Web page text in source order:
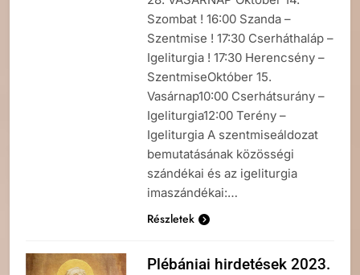
Szombat ! 16:00 Szanda –
Szentmise ! 17:30 Cserháthaláp –
Igeliturgia ! 17:30 Herencsény –
SzentmiseOktóber 15.
Vasárnap10:00 Cserhátsurány –
Igeliturgia12:00 Terény –
Igeliturgia A szentmiseáldozat
bemutatásának közösségi
szándékai és az igeliturgia
imaszándékai:…
Részletek
Plébániai hirdetések 2023.